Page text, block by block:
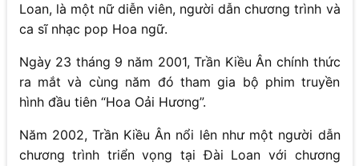
Loan, là một nữ diễn viên, người dẫn chương trình và
ca sĩ nhạc pop Hoa ngữ.
Ngày 23 tháng 9 năm 2001, Trần Kiều Ân chính thức
ra mắt và cùng năm đó tham gia bộ phim truyền
hình đầu tiên “Hoa Oải Hương”.
Năm 2002, Trần Kiều Ân nổi lên như một người dẫn
chương trình triển vọng tại Đài Loan với chương